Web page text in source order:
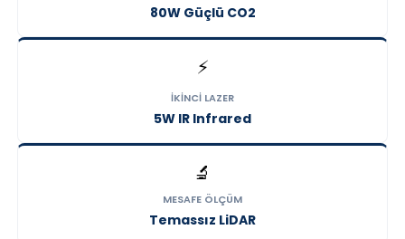
80W Güçlü CO2
⚡
İKINCI LAZER
5W IR Infrared
🔬
MESAFE ÖLÇÜM
Temassız LiDAR